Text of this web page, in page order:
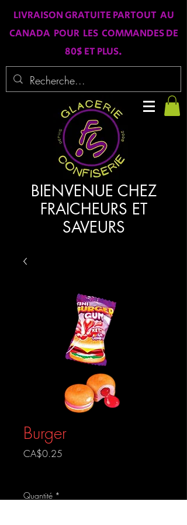
LIVRAISON GRATUITE PARTOUT AU
CANADA POUR LES COMMANDES DE
80$ ET PLUS.
BIENVENUE CHEZ
FRAICHEURS ET
SAVEURS
Burger
CA$0.25
Quantité *